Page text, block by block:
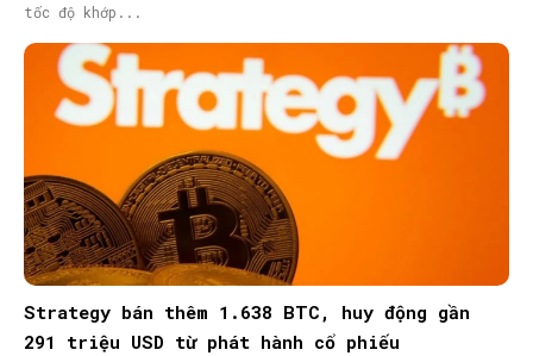
tốc độ khớp...
Strategy bán thêm 1.638 BTC, huy động gần
291 triệu USD từ phát hành cổ phiếu